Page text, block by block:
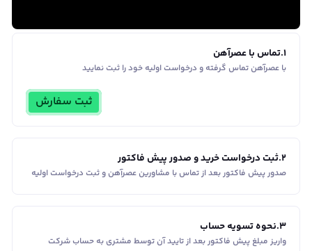
1
.تماس با عصرآهن
با عصرآهن تماس گرفته و درخواست اولیه خود را ثبت نمایید
ثبت سفارش
2
.ثبت درخواست خرید و صدور پیش فاکتور
صدور پیش فاکتور بعد از تماس با مشاورین عصر‌آهن و ثبت درخواست اولیه
3
.نحوه تسویه حساب
واریز مبلغ پیش فاکتور بعد از تایید آن توسط مشتری به حساب شرکت